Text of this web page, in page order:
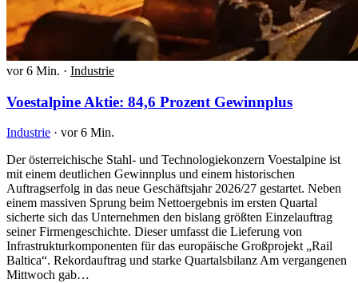
vor 6 Min. · Industrie
Voestalpine Aktie: 84,6 Prozent Gewinnplus
Industrie · vor 6 Min.
Der österreichische Stahl- und Technologiekonzern Voestalpine ist
mit einem deutlichen Gewinnplus und einem historischen
Auftragserfolg in das neue Geschäftsjahr 2026/27 gestartet. Neben
einem massiven Sprung beim Nettoergebnis im ersten Quartal
sicherte sich das Unternehmen den bislang größten Einzelauftrag
seiner Firmengeschichte. Dieser umfasst die Lieferung von
Infrastrukturkomponenten für das europäische Großprojekt „Rail
Baltica“. Rekordauftrag und starke Quartalsbilanz Am vergangenen
Mittwoch gab…